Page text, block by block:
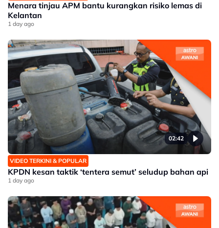
Menara tinjau APM bantu kurangkan risiko lemas di
Kelantan
1 day ago
02:42
VIDEO TERKINI & POPULAR
KPDN kesan taktik ‘tentera semut’ seludup bahan api
1 day ago